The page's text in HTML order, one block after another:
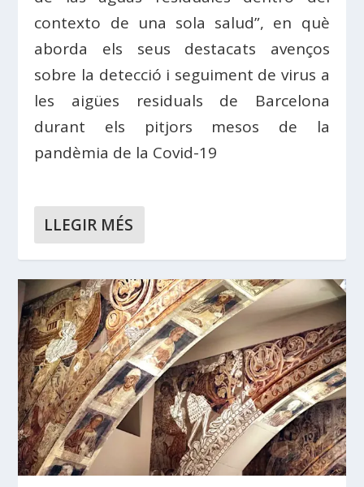
contexto de una sola salud”, en què
aborda els seus destacats avenços
sobre la detecció i seguiment de virus a
les aigües residuals de Barcelona
durant els pitjors mesos de la
pandèmia de la Covid-19
LLEGIR MÉS